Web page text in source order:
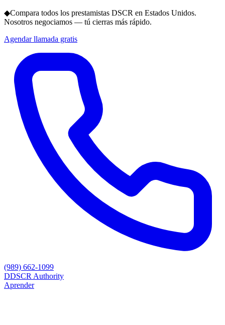
◆Compara todos los prestamistas DSCR en Estados Unidos.
Nosotros negociamos — tú cierras más rápido.
Agendar llamada gratis
(989) 662-1099
DDSCR Authority
Aprender